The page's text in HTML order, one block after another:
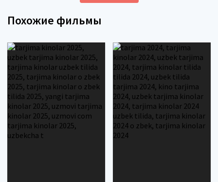
Похожие фильмы